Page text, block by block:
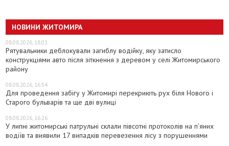
НОВИНИ ЖИТОМИРА
08.08.2026, 18:01
Рятувальники деблокували загиблу водійку, яку затисло
конструкціями авто після зіткнення з деревом у селі Житомирського
району
08.08.2026, 16:54
Для проведення забігу у Житомирі перекриють рух біля Нового і
Старого бульварів та ще дві вулиці
08.08.2026, 16:26
У липні житомирські патрульні склали півсотні протоколів на пʼяних
водіїв та виявили 17 випадків перевезення лісу з порушеннями